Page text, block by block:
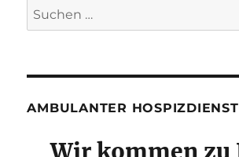
Suchen
nach:
AMBULANTER